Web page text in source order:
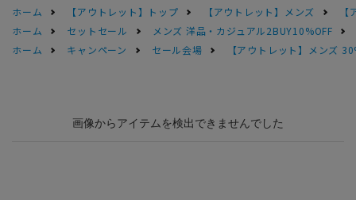
ホーム 【アウトレット】トップ 【アウトレット】メンズ
ホーム
セットセール
メンズ 洋品・カジュアル2BUY10%OFF
ホーム
キャンペーン セール会場 【アウトレット】メンズ